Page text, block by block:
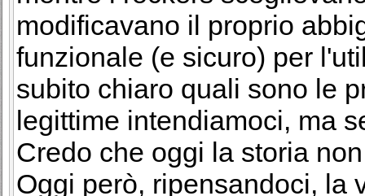
modificavano il proprio
funzionale (e sicuro) per
subito chiaro quali sono le
legittime intendiamoci, ma
Credo che oggi la storia
Oggi però, ripensandoci, la